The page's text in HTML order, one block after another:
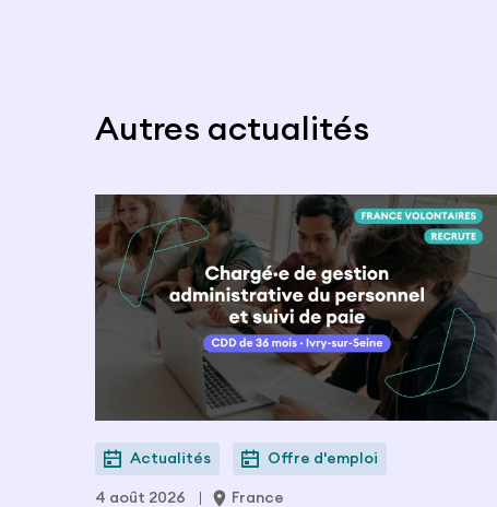
Autres actualités
Actualités Offre d'emploi
4 août 2026 France